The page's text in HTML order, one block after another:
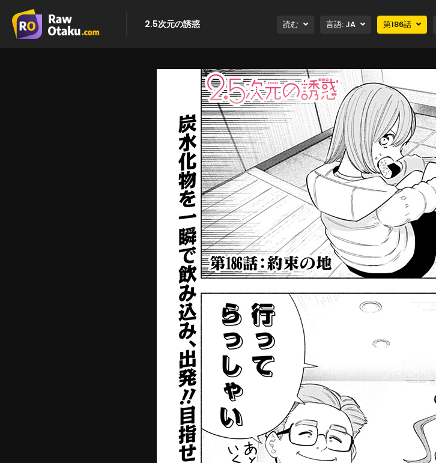
2.5次元の誘惑 読む 言語: JA 第186話